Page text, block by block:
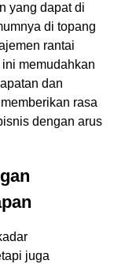
yang dapat di
di topang
rantai
memudahkan
dan
rasa
dengan arus
juga